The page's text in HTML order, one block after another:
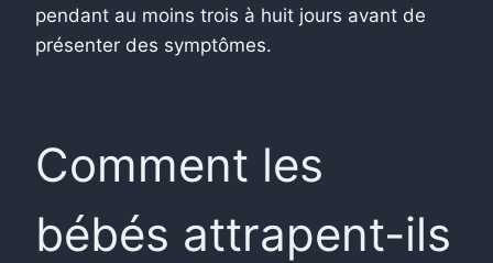
pendant au moins trois à huit jours avant de
présenter des symptômes.
Comment les
bébés attrapent-ils